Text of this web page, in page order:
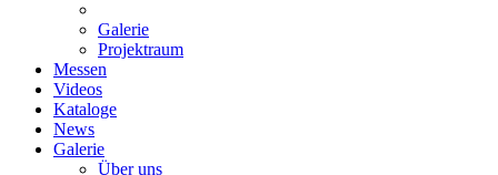
Galerie
Projektraum
Messen
Videos
Kataloge
News
Galerie
Über uns